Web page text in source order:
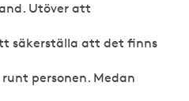
Utöver att
säkerställa att det finns
personen. Medan